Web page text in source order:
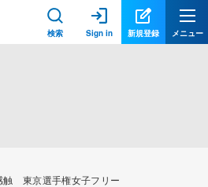
検索 Sign in 新規登録 メニュー
触 東京選手権女子フリー